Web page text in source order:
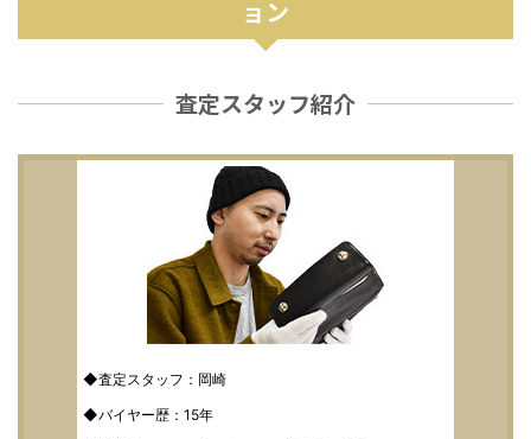
ョン
査定スタッフ紹介
◆査定スタッフ：岡崎
◆バイヤー歴：15年